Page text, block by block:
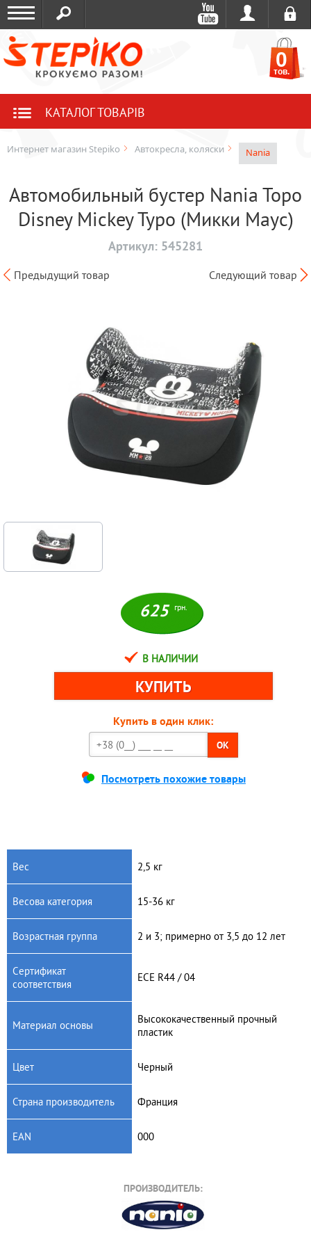
0
тов.
КАТАЛОГ ТОВАРІВ
Интернет магазин Stepiko Автокресла, коляски Nania
Автомобильный бустер Nania Topo
Disney Mickey Typo (Микки Маус)
Артикул: 545281
Предыдущий товар Следующий товар
625 грн.
В НАЛИЧИИ
Купить в один клик:
OK
Посмотреть похожие товары
Вес 2,5 кг
Весова категория 15-36 кг
Возрастная группа 2 и 3; примерно от 3,5 до 12 лет
Cертификат
соответствия
ECE R44 / 04
Материал основы
Высококачественный прочный
пластик
Цвет Черный
Страна производитель Франция
EAN 000
ПРОИЗВОДИТЕЛЬ: